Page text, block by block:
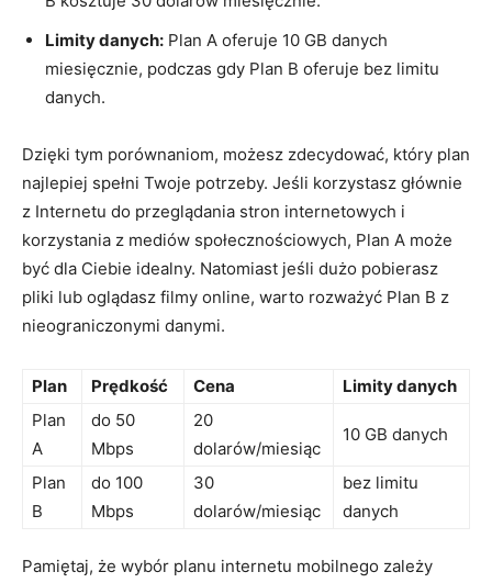
Limity danych: Plan A oferuje 10 GB danych
miesięcznie, podczas gdy⁣ Plan B oferuje​ bez limitu
danych.
Dzięki tym porównaniom, możesz ⁣zdecydować, ‌który plan
najlepiej spełni Twoje potrzeby. Jeśli korzystasz głównie
z Internetu do przeglądania ⁤stron internetowych i
korzystania ‍z‍ mediów społecznościowych, Plan A ⁣może
być dla ⁢Ciebie ⁤idealny. ⁤Natomiast jeśli dużo‍ pobierasz
pliki lub oglądasz filmy online, warto rozważyć Plan B z
nieograniczonymi danymi.
Plan Prędkość Cena
Limity danych
Plan
A
do 50
Mbps
20
dolarów/miesiąc
10 GB danych
Plan
B
do 100
Mbps
30
dolarów/miesiąc
bez limitu
⁢danych
Pamiętaj, że wybór planu internetu mobilnego zależy